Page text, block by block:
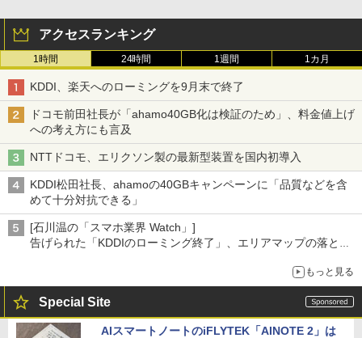
アクセスランキング
1時間 24時間 1週間 1カ月
KDDI、楽天へのローミングを9月末で終了
ドコモ前田社長が「ahamo40GB化は検証のため」、料金値上げ
への考え方にも言及
NTTドコモ、エリクソン製の最新型装置を国内初導入
KDDI松田社長、ahamoの40GBキャンペーンに「品質などを含
めて十分対抗できる」
[石川温の「スマホ業界 Watch」]
告げられた「KDDIのローミング終了」、エリアマップの落とし
もっと見る
Special Site
AIスマートノートのiFLYTEK「AINOTE 2」は